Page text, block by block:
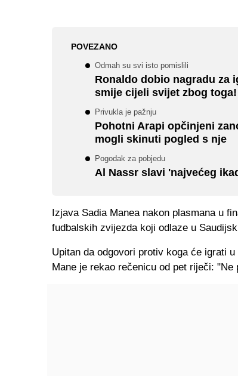
POVEZANO
Odmah su svi isto pomislili
Ronaldo dobio nagradu za
smije cijeli svijet zbog toga!
Privukla je pažnju
Pohotni Arapi opčinjeni
mogli skinuti pogled s nje
Pogodak za pobjedu
Al Nassr slavi 'najvećeg
Izjava Sadia Manea nakon plasmana u
fudbalskih zvijezda koji odlaze u
Upitan da odgovori protiv koga će igrati
Mane je rekao rečenicu od pet riječi: "Ne